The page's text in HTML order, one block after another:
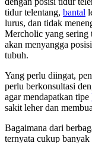
tidur telentang, bantal
lurus, dan tidak
Mercholic yang sering
akan menyangga
tubuh.
Yang perlu diingat,
perlu berkonsultasi
agar mendapatkan tipe
sakit leher dan
Bagaimana dari
ternyata cukup